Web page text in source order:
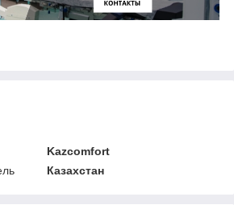
Kazcomfort
Казахстан